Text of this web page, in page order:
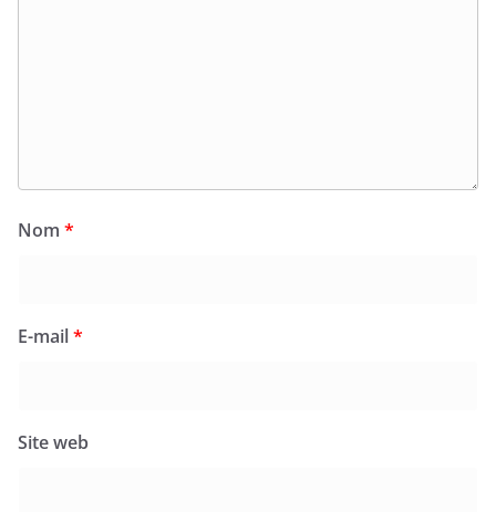
Nom *
E-mail*
Site web